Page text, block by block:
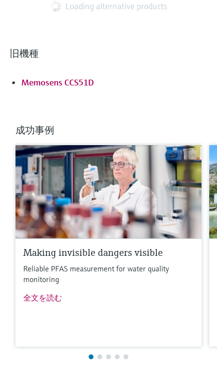
Loading alternative products
旧機種
Memosens CCS51D
成功事例
Making invisible dangers visible
Reliable PFAS measurement for water quality
monitoring
全文を読む